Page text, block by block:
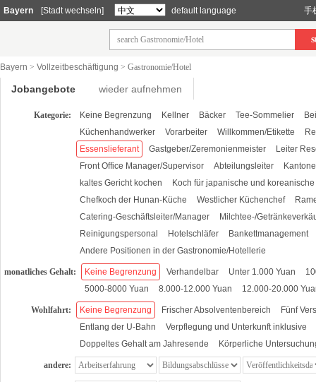
Bayern [Stadt wechseln] default language 手
Bayern > Vollzeitbeschäftigung > Gastronomie/Hotel
Jobangebote wieder aufnehmen
Kategorie: Keine Begrenzung Kellner Bäcker Tee-Sommelier
Küchenhandwerker
Vorarbeiter Willkommen/Etikette
Essenslieferant
Gastgeber/Zeremonienmeister
Leiter
Front Office Manager/Supervisor
Abteilungsleiter
kaltes Gericht kochen
Koch für japanische und
Chefkoch der Hunan-Küche
Westlicher Küchenchef
Catering-Geschäftsleiter/Manager
Milchtee-/
Reinigungspersonal
Hotelschläfer
Bankettmanagement
Andere Positionen in der Gastronomie/Hotellerie
monatliches Gehalt: Keine Begrenzung Verhandelbar Unter 1.000 Yuan
5000-8000 Yuan
8.000-12.000 Yuan 12.000-20.000
Wohlfahrt: Keine Begrenzung Frischer Absolventenbereich
Fünf
Entlang der U-Bahn
Verpflegung und Unterkunft inklusive
Doppeltes Gehalt am Jahresende
Körperliche
andere: